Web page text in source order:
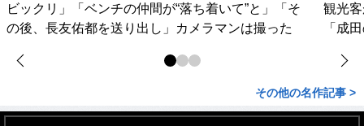
ビックリ」「ベンチの仲間が“落ち着いて”と」「そ
の後、長友佑都を送り出し」カメラマンは撮った
観光
「成
その他の名作記事 >